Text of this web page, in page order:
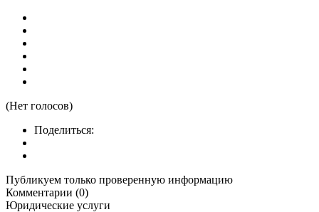
(Нет голосов)
Поделиться:
Публикуем только проверенную информацию
Комментарии (0)
Юридические услуги